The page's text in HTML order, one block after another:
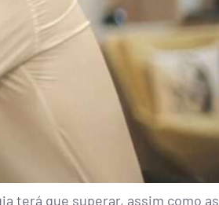
terá que superar, assim como as